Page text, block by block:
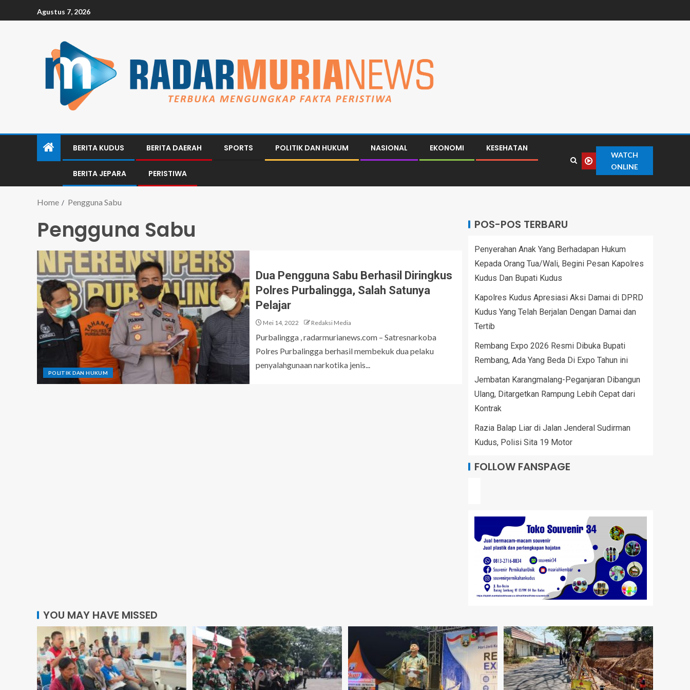
Agustus 7, 2026
BERITA KUDUS BERITA DAERAH SPORTS POLITIK DAN HUKUM NASIONAL EKONOMI KESEHATAN
BERITA JEPARA PERISTIWA
WATCH
ONLINE
Home Pengguna Sabu
Pengguna Sabu
POLITIK DAN HUKUM
Dua Pengguna Sabu Berhasil Diringkus
Polres Purbalingga, Salah Satunya
Pelajar
Mei 14, 2022 Redaksi Media
Purbalingga , radarmurianews.com – Satresnarkoba
Polres Purbalingga berhasil membekuk dua pelaku
penyalahgunaan narkotika jenis...
POS-POS TERBARU
Penyerahan Anak Yang Berhadapan Hukum
Kepada Orang Tua/Wali, Begini Pesan Kapolres
Kudus Dan Bupati Kudus
Kapolres Kudus Apresiasi Aksi Damai di DPRD
Kudus Yang Telah Berjalan Dengan Damai dan
Tertib
Rembang Expo 2026 Resmi Dibuka Bupati
Rembang, Ada Yang Beda Di Expo Tahun ini
Jembatan Karangmalang-Peganjaran Dibangun
Ulang, Ditargetkan Rampung Lebih Cepat dari
Kontrak
Razia Balap Liar di Jalan Jenderal Sudirman
Kudus, Polisi Sita 19 Motor
FOLLOW FANSPAGE
YOU MAY HAVE MISSED